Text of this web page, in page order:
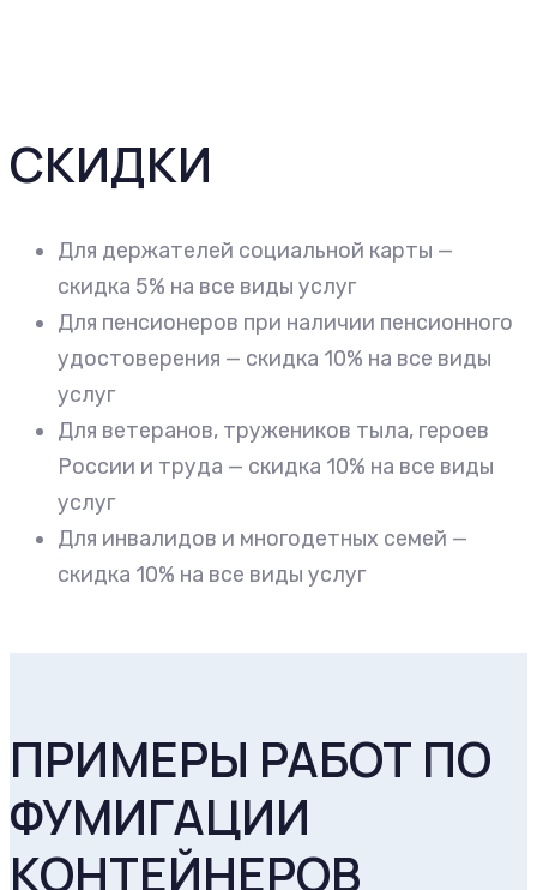
СКИДКИ
Для держателей социальной карты —
скидка 5% на все виды услуг
Для пенсионеров при наличии пенсионного
удостоверения — скидка 10% на все виды
услуг
Для ветеранов, тружеников тыла, героев
России и труда — скидка 10% на все виды
услуг
Для инвалидов и многодетных семей —
скидка 10% на все виды услуг
ПРИМЕРЫ РАБОТ ПО
ФУМИГАЦИИ
КОНТЕЙНЕРОВ